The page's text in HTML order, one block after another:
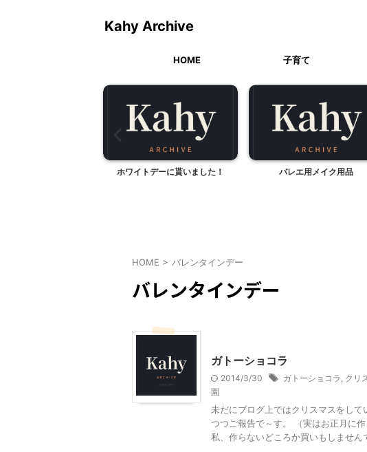
Kahy Archive
HOME 子育て
ホワイトデーに貰いました！ バレエ用メイク用品
HOME > バレンタインデー
バレンタインデー
ガトーショコラ
2014/3/30 ガトーショコラ クリ
園
未だにブログ上ではクリスマスをし
つつご報告で～す。 （実はお正月に
私、作らないどころか買いもしません